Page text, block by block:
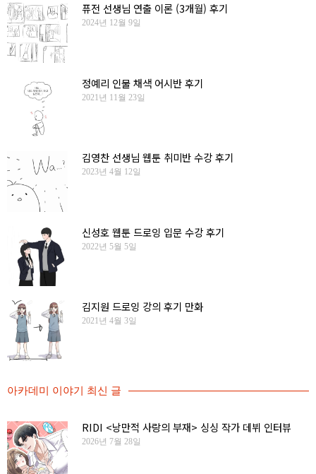
퓨전 선생님 연출 이론 (3개월) 후기
2024년 12월 9일
정예리 인물 채색 어시반 후기
2021년 11월 23일
김영찬 선생님 웹툰 취미반 수강 후기
2023년 4월 12일
신성호 웹툰 드로잉 입문 수강 후기
2022년 5월 5일
김지원 드로잉 강의 후기 만화
2021년 4월 3일
아카데미 이야기 최신 글
RIDI <낭만적 사랑의 부재> 싱싱 작가 데뷔 인터뷰
2026년 7월 28일